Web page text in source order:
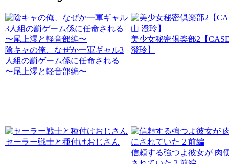
陰キャの俺、なぜか一軍ギャル3
人組の罰ゲーム係に任命される
〜尾上澪と軽音部編〜
美少女秘密倶楽部2【
澄玲】
セーラー戦士と種付けおじさん
信頼する強つよ彼女が 肉